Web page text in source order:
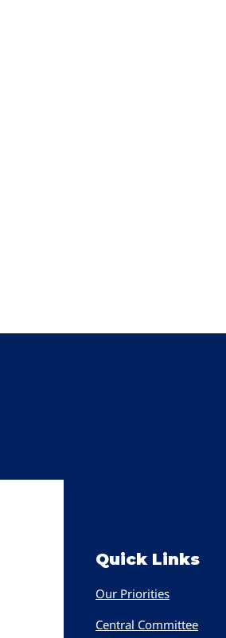
Women PWR
Quick Links
Our Priorities
Central Committee